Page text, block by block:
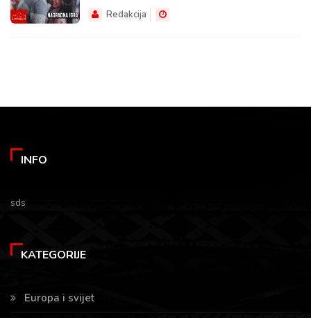
Redakcija
INFO
sds
KATEGORIJE
Europa i svijet